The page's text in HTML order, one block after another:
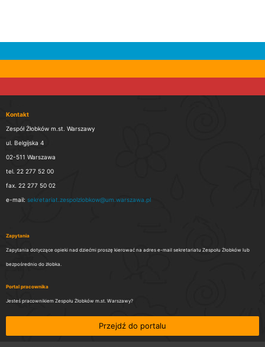
Kontakt
Zespół Żłobków m.st. Warszawy
ul. Belgijska 4
02-511 Warszawa
tel. 22 277 52 00
fax. 22 277 50 02
e-mail: sekretariat.zespolzlobkow@um.warszawa.pl
Zapytania
Zapytania dotyczące opieki nad dziećmi proszę kierować na adres e-mail sekretariatu Zespołu Żłobków lub
bezpośrednio do żłobka.
Portal pracownika
Jesteś pracownikiem Zespołu Żłobków m.st. Warszawy?
Przejdź do portalu